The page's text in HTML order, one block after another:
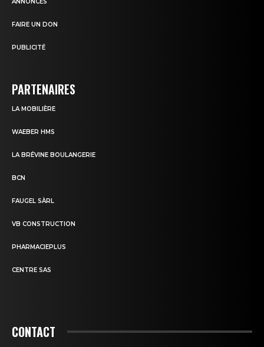
FAIRE UN DON
PUBLICITÉ
PARTENAIRES
LA MOBILIÈRE
WAEBER HMS
LA BRÉVINE BOULANGERIE
BCN
FAUGEL SÀRL
VB CONSTRUCTION
PHARMACIEPLUS
CENTRE SAS
CONTACT